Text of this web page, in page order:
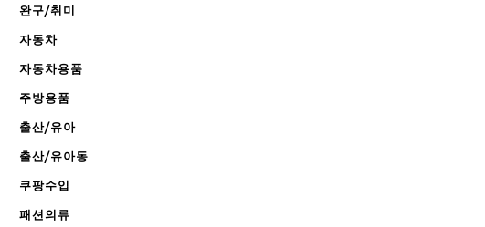
완구/취미
자동차
자동차용품
주방용품
출산/유아
출산/유아동
쿠팡수입
패션의류